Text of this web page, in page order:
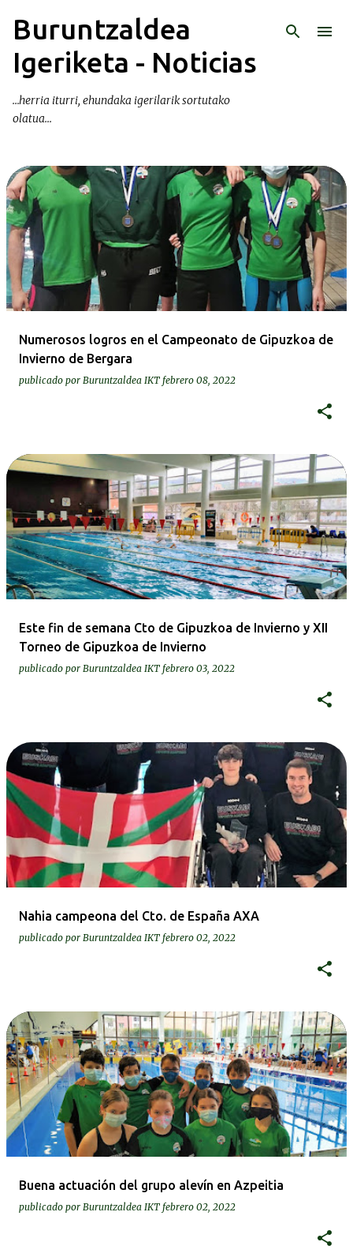
Ir al contenido principal
Buruntzaldea
Igeriketa - Noticias
...herria iturri, ehundaka igerilarik sortutako
olatua...
E
n
t
r
a
d
Numerosos logros en el Campeonato de Gipuzkoa de
Invierno de Bergara
publicado por Buruntzaldea IKT febrero 08, 2022
Este fin de semana Cto de Gipuzkoa de Invierno y XII
Torneo de Gipuzkoa de Invierno
publicado por Buruntzaldea IKT febrero 03, 2022
Nahia campeona del Cto. de España AXA
publicado por Buruntzaldea IKT febrero 02, 2022
Buena actuación del grupo alevín en Azpeitia
publicado por Buruntzaldea IKT febrero 02, 2022